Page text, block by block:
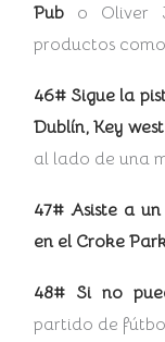
Pubo Oliver
productos
46# Sigue la
Dublín, Key west
al lado de una
47# Asiste a
en el Croke
48# Si no
partido de